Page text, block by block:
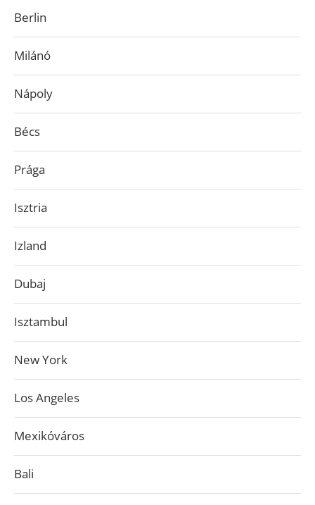
Berlin
Milánó
Nápoly
Bécs
Prága
Isztria
Izland
Dubaj
Isztambul
New York
Los Angeles
Mexikóváros
Bali